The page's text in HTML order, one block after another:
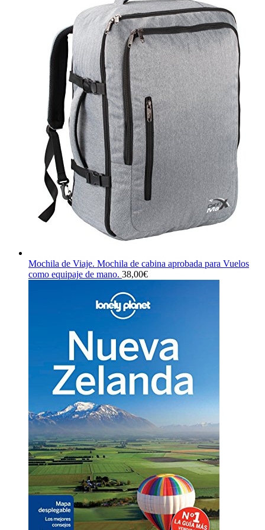
Mochila de Viaje. Mochila de cabina aprobada para Vuelos
como equipaje de mano. 38,00€